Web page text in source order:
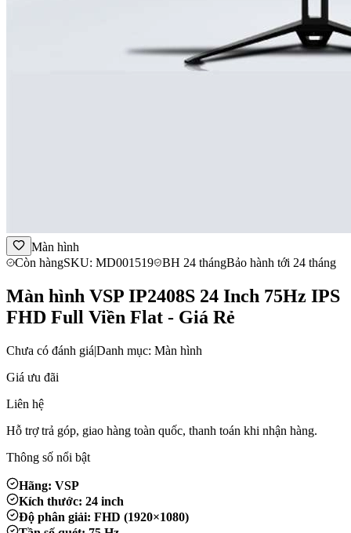
Màn hình
Còn hàngSKU: MD001519 BH 24 thángBảo hành tới 24 tháng
Màn hình VSP IP2408S 24 Inch 75Hz IPS
FHD Full Viền Flat - Giá Rẻ
Chưa có đánh giá|Danh mục: Màn hình
Giá ưu đãi
Liên hệ
Hỗ trợ trả góp, giao hàng toàn quốc, thanh toán khi nhận hàng.
Thông số nổi bật
Hãng: VSP
Kích thước: 24 inch
Độ phân giải: FHD (1920×1080)